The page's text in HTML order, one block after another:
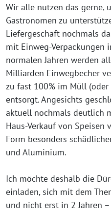
Wir alle nutzen das gerne,
Gastronomen zu
Liefergeschäft nochmals
mit Einweg-Verpackungen
normalen Jahren werden
Milliarden Einwegbecher
zu fast 100% im Müll
entsorgt. Angesichts
aktuell nochmals deutlich
Haus-Verkauf von
Form besonders
und Aluminium.
Ich möchte deshalb die
einladen, sich mit dem
und nicht erst in 2 Jahren